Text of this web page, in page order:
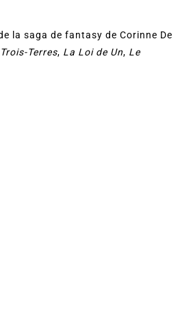
la saga de fantasy de Corinne De
Terres, La Loi de Un, Le